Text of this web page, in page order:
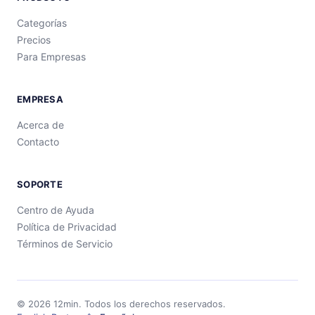
Categorías
Precios
Para Empresas
EMPRESA
Acerca de
Contacto
SOPORTE
Centro de Ayuda
Política de Privacidad
Términos de Servicio
© 2026 12min. Todos los derechos reservados.